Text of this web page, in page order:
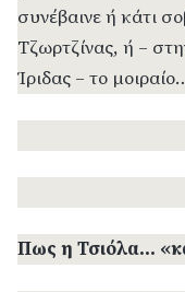
συνέβαινε ή κάτι
Τζωρτζίνας, ή –
Ίριδας – το
Πως η Τσιόλα…